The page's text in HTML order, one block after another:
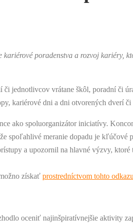
poradenstva a rozvoj
jednotlivcov vrátane škôl, poradní či
kariérové dni a dni otvorených dverí
ako spoluorganizátor iniciatívy.
spoľahlivé meranie dopadu je kľúčové
a upozornil na hlavné výzvy, ktoré
získať prostredníctvom tohto odkazu
oceniť najinšpiratívnejšie aktivity